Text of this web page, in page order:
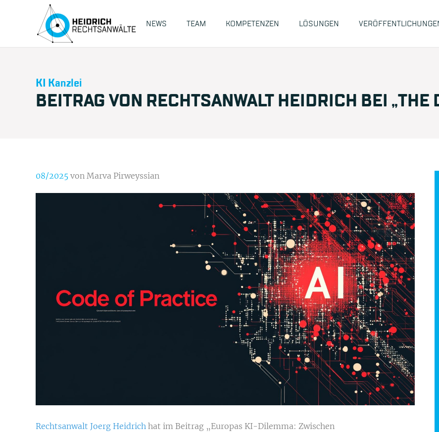
NEWS TEAM KOMPETENZEN LÖSUNGEN
KI Kanzlei
BEITRAG VON RECHTSANWALT HEIDRICH BEI „THE
08/2025 von Marva Pirweyssian
Rechtsanwalt Joerg Heidrich hat im Beitrag „Europas KI-Dilemma: Zwischen